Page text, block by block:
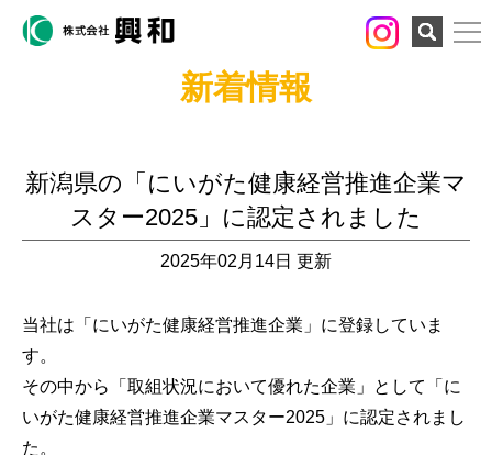
新着情報
新潟県の「にいがた健康経営推進企業マ
スター2025」に認定されました
2025年02月14日 更新
当社は「にいがた健康経営推進企業」に登録していま
す。
その中から「取組状況において優れた企業」として「に
いがた健康経営推進企業マスター2025」に認定されまし
た。